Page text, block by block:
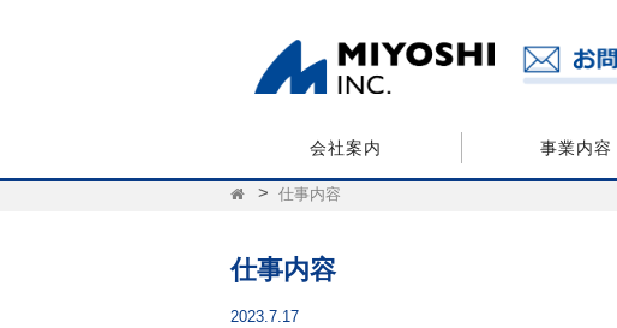
会社案内 事業内容
仕事内容
仕事内容
2023.7.17